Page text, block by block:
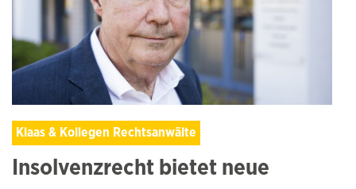
Klaas & Kollegen Rechtsanwälte
Insolvenzrecht bietet neue